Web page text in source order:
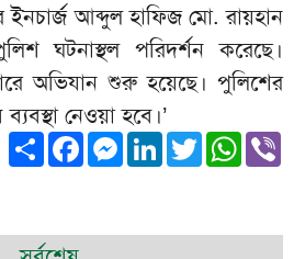
ইনচার্জ আব্দুল হাফিজ মো. রায়হান
ঘটনাস্থল পরিদর্শন করেছে।
অভিযান শুরু হয়েছে। পুলিশের
নেওয়া হবে।’
ShareFacebook
Messenger
LinkedIn
Twitter